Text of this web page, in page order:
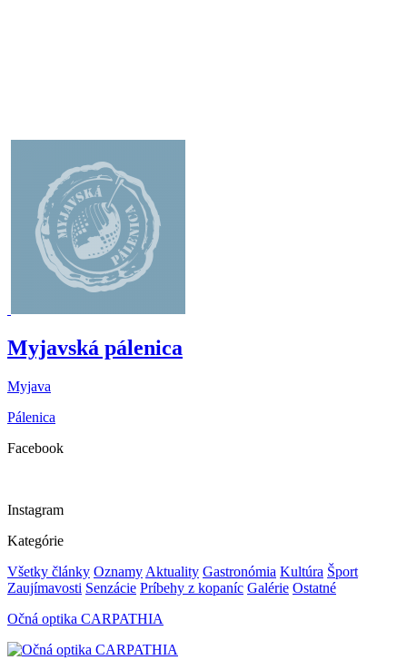
Myjavská pálenica
Myjava
Pálenica
Facebook
Instagram
Kategórie
Všetky články Oznamy Aktuality Gastronómia Kultúra Šport
Zaujímavosti Senzácie Príbehy z kopaníc Galérie Ostatné
Očná optika CARPATHIA